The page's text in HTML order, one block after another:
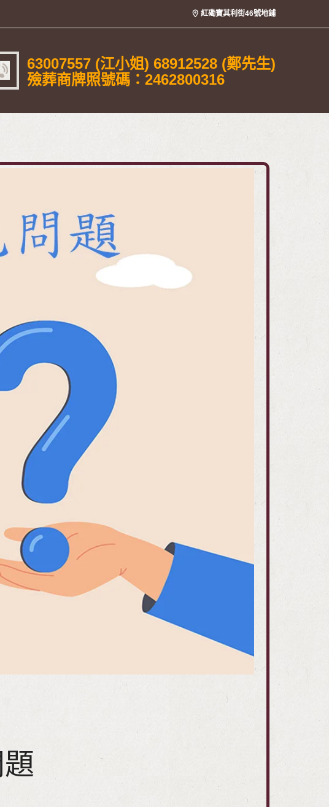
紅磡寶其利街46號地鋪
63007557 (江小姐) 68912528 (鄭先生)
殮葬商牌照號碼：2462800316